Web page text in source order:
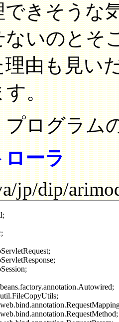
きそうな
いのとそ
由も見い
す。
ログラム
ローラ
jp/dip/